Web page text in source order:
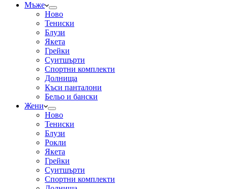
Мъже
Ново
Тениски
Блузи
Якета
Грейки
Суитшърти
Спортни комплекти
Долнища
Къси панталони
Бельо и бански
Жени
Ново
Тениски
Блузи
Рокли
Якета
Грейки
Суитшърти
Спортни комплекти